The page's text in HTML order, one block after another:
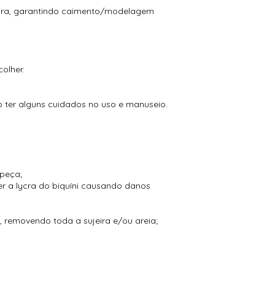
garantindo caimento/modelagem
alguns cuidados no uso e manuseio.
a lycra do biquíni causando danos
removendo toda a sujeira e/ou areia;